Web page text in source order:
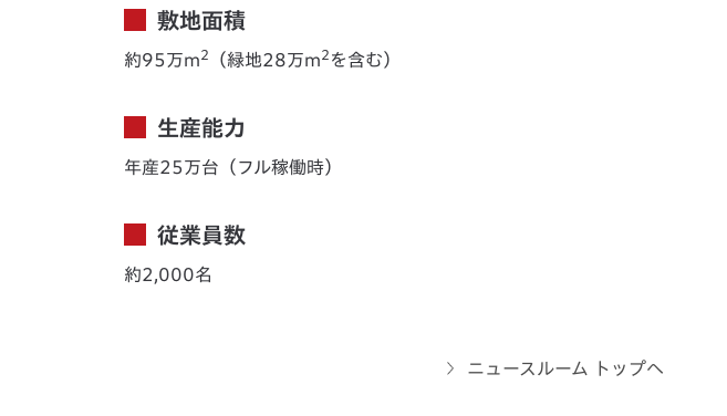
敷地面積
約95万m2 （緑地28万m2 を含む）
生産能力
年産25万台（フル稼働時）
従業員数
約2,000名
ニュースルーム トップへ